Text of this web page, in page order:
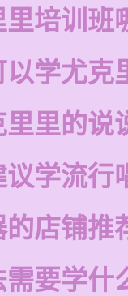
培训班
学尤克
里里的说
议学流行
店铺推
要学什